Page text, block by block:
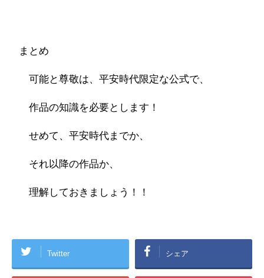
まとめ
可能と尊敬は、平安時代限定な公式で、
作品の知識を必要とします！
せめて、平安時代までか、
それ以降の作品か、
理解しておきましょう！！
Twitter シェア